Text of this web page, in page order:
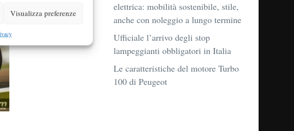
Visualizza preferenze
elettrica: mobilità sostenibile, stile,
anche con noleggio a lungo termine
Ufficiale l’arrivo degli stop
lampeggianti obbligatori in Italia
Le caratteristiche del motore Turbo
100 di Peugeot